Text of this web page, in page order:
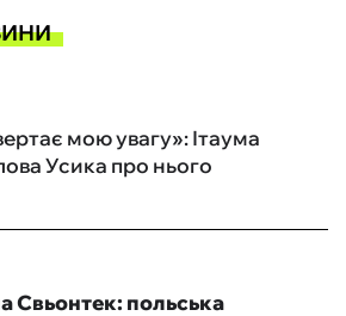
мою увагу»: Ітаума
Усика про нього
Свьонтек: польська